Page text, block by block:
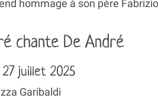
hommage à son père
chante De André
27 juillet 2025
Garibaldi